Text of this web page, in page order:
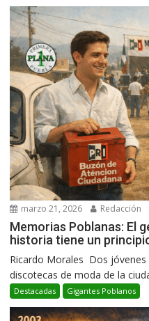
marzo 21, 2026 Redacción
Memorias Poblanas: El
historia tiene un
Ricardo Morales Dos jóvenes
discotecas de moda de la
Destacadas Gigantes Poblanos